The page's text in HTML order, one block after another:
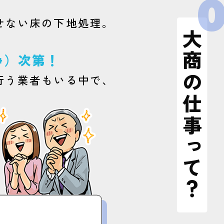
大商の仕事って？
い床の下地処理。
次第！
業者もいる中で、